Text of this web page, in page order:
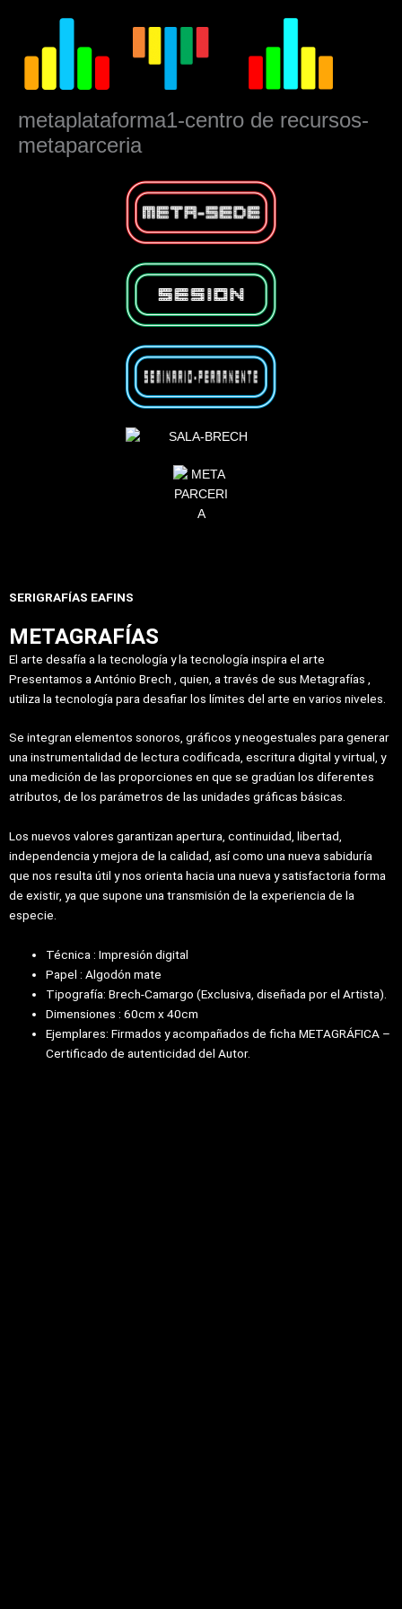
contenido
metaplataforma1-centro de recursos-
metaparceria
SERIGRAFÍAS EAFINS
METAGRAFÍAS
El arte desafía a la tecnología y la tecnología inspira el arte
Presentamos a António Brech , quien, a través de sus Metagrafías
utiliza la tecnología para desafiar los límites del arte en varios niveles.
Se integran elementos sonoros, gráficos y neogestuales para generar
una instrumentalidad de lectura codificada, escritura digital y virtual, y
una medición de las proporciones en que se gradúan los diferentes
atributos, de los parámetros de las unidades gráficas básicas.
Los nuevos valores garantizan apertura, continuidad, libertad,
independencia y mejora de la calidad, así como una nueva sabiduría
que nos resulta útil y nos orienta hacia una nueva y satisfactoria forma
de existir, ya que supone una transmisión de la experiencia de la
especie.
Técnica : Impresión digital
Papel : Algodón mate
Tipografía: Brech-Camargo (Exclusiva, diseñada por el Artista).
Dimensiones : 60cm x 40cm
Ejemplares: Firmados y acompañados de ficha METAGRÁFICA –
Certificado de autenticidad del Autor.